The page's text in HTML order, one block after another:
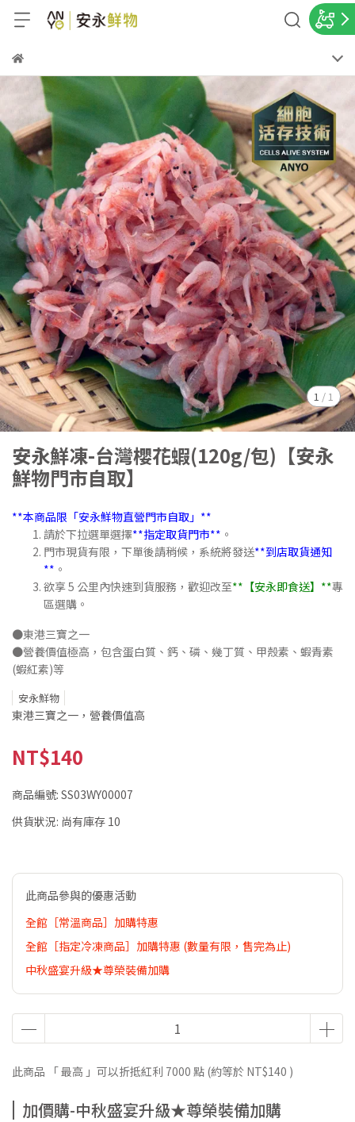
1 / 1
安永鮮凍-台灣櫻花蝦(120g/包)【安永
鮮物門市自取】
**本商品限「安永鮮物直營門市自取」**
請於下拉選單選擇**指定取貨門市** 。
門市現貨有限，下單後請稍候，系統將發送**到店取貨通知
** 。
欲享 5 公里內快速到貨服務，歡迎改至**【安永即食送】**專
區選購。
●東港三寶之一
●營養價值極高，包含蛋白質、鈣、磷、幾丁質、甲殼素、蝦青素
(蝦紅素)等
安永鮮物
東港三寶之一，營養價值高
NT$140
商品編號: SS03WY00007
供貨狀況: 尚有庫存 10
此商品參與的優惠活動
全館［常溫商品］加購特惠
全館［指定冷凍商品］加購特惠 (數量有限，售完為止)
中秋盛宴升級★尊榮裝備加購
此商品 「 最高 」可以折抵紅利 7000 點 (約等於 NT$140 )
加價購-中秋盛宴升級★尊榮裝備加購